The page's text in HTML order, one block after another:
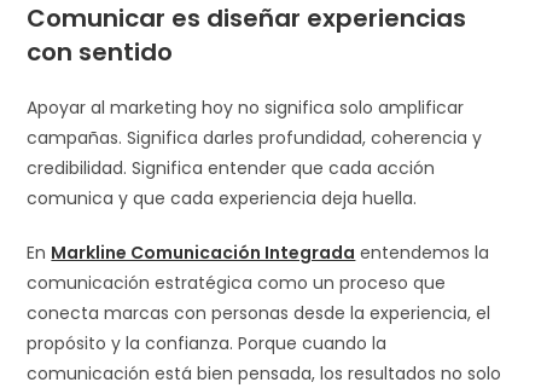
Comunicar es diseñar experiencias
con sentido
Apoyar al marketing hoy no significa solo amplificar
campañas. Significa darles profundidad, coherencia y
credibilidad. Significa entender que cada acción
comunica y que cada experiencia deja huella.
En Markline Comunicación Integrada entendemos la
comunicación estratégica como un proceso que
conecta marcas con personas desde la experiencia, el
propósito y la confianza. Porque cuando la
comunicación está bien pensada, los resultados no solo